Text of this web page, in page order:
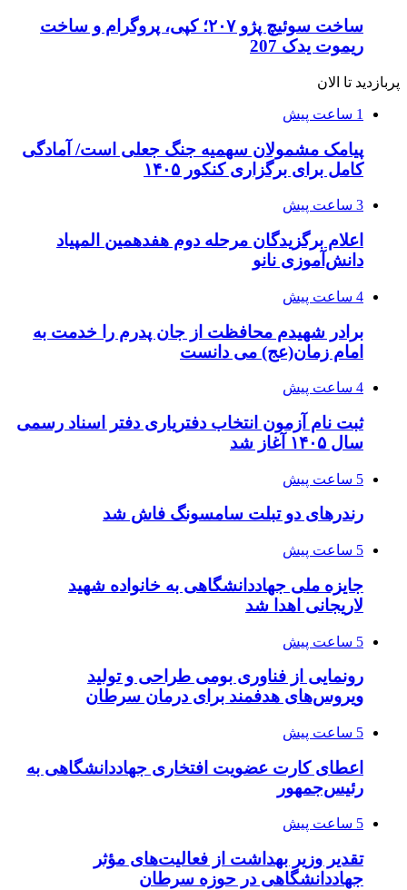
ساخت سوئیچ پژو ۲۰۷؛ کپی، پروگرام و ساخت
ریموت یدک 207
پربازدید تا الان
1 ساعت پیش
پیامک مشمولان سهمیه جنگ جعلی است/ آمادگی
کامل برای برگزاری کنکور ۱۴۰۵
3 ساعت پیش
اعلام برگزیدگان مرحله دوم هفدهمین المپیاد
دانش‌آموزی نانو
4 ساعت پیش
برادر شهیدم محافظت از جان پدرم را خدمت به
امام زمان(عج) می دانست
4 ساعت پیش
ثبت نام آزمون انتخاب دفتریاری دفتر اسناد رسمی
سال ۱۴۰۵ آغاز شد
5 ساعت پیش
رندرهای دو تبلت سامسونگ فاش شد
5 ساعت پیش
جایزه ملی جهاددانشگاهی به خانواده شهید
لاریجانی اهدا شد
5 ساعت پیش
رونمایی از فناوری بومی طراحی و تولید
ویروس‌های هدفمند برای درمان سرطان
5 ساعت پیش
اعطای کارت عضویت افتخاری جهاددانشگاهی به
رئیس‌جمهور
5 ساعت پیش
تقدیر وزیر بهداشت از فعالیت‌های مؤثر
جهاددانشگاهی در حوزه سرطان